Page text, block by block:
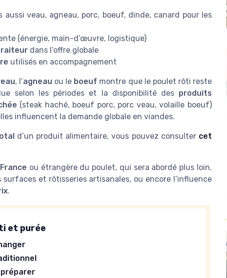
aussi veau, agneau, porc, boeuf, dinde, canard pour les
(énergie, main-d’œuvre, logistique)
dans l’offre globale
utilisés en accompagnement
, l’agneau ou le boeuf montre que le poulet rôti reste
selon les périodes et la disponibilité des produits
(steak haché, boeuf porc, porc veau, volaille boeuf)
influencent la demande globale en viandes.
d’un produit alimentaire, vous pouvez consulter cet
ou étrangère du poulet, qui sera abordé plus loin,
et rôtisseries artisanales, ou encore l’influence
.
et purée
préparer